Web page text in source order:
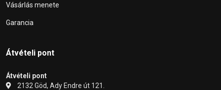
Vásárlás menete
Garancia
Átvételi pont
Átvételi pont
2132 Göd, Ady Endre út 121.